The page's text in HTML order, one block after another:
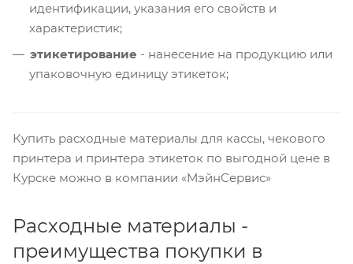
идентификации, указания его свойств и
характеристик;
этикетирование - нанесение на продукцию или
упаковочную единицу этикеток;
Купить расходные материалы для кассы, чекового
принтера и принтера этикеток по выгодной цене в
Курске можно в компании «МэйнСервис»
Расходные материалы -
преимущества покупки в